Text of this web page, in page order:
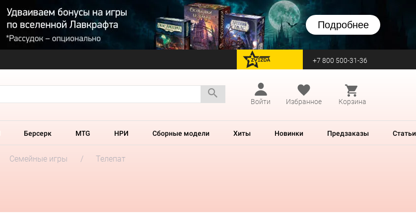
Подробнее
перейти на Zvezda +7 800 500-31-36
Войти
Избранное Корзина
Берсерк MTG НРИ Сборные модели Хиты Новинки Предзаказы Статьи
Семейные игры Телепат